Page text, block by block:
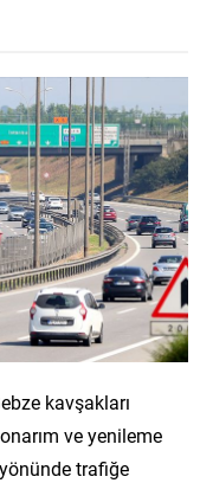
kavşakları
ve yenileme
trafiğe